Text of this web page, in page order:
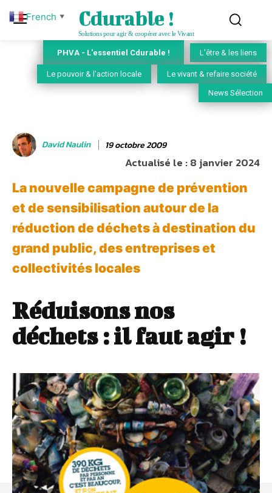
Cdurable !
Solutions pour agir & coopérer avec le Vivant
PHVA - L'essentiel Cdurable ! L'être & les liens
Le pouvoir & l'action locale Le vivant & refaire société
News Sélection
David Naulin 19 octobre 2009
Actualisé le :8 janvier 2024
La nouvelle campagne de prévention
et de sensibilisation autour de la
réduction de déchets à destination du
grand public, des entreprises et
collectivités locales
Réduisons nos
déchets : il faut agir !
French ▼